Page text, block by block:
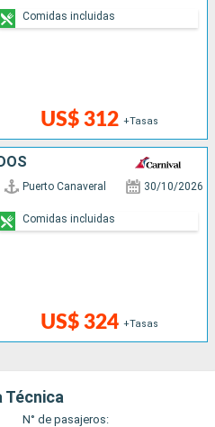
US$ 312 +Tasas
Comidas incluidas
Puerto Canaveral 30/10/2026
US$ 324 +Tasas
Comidas incluidas
Técnica
N° de pasajeros: